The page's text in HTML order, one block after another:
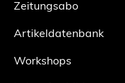
Zeitungsabo
Artikeldatenbank
Workshops